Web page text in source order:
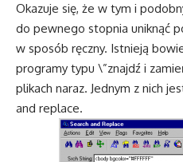
Okazuje się, że w tym i
do pewnego stopnia uniknąć
w sposób ręczny. Istnieją
programy typu \”znajdź i
plikach naraz. Jednym z nich
and replace.